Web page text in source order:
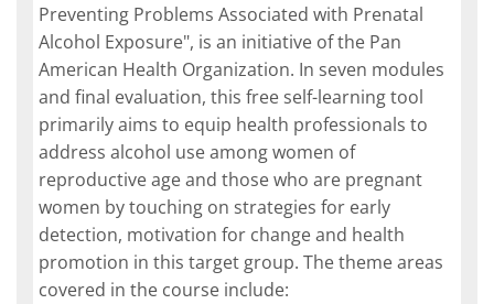
Preventing Problems Associated with Prenatal
Alcohol Exposure", is an initiative of the Pan
American Health Organization. In seven modules
and final evaluation, this free self-learning tool
primarily aims to equip health professionals to
address alcohol use among women of
reproductive age and those who are pregnant
women by touching on strategies for early
detection, motivation for change and health
promotion in this target group. The theme areas
covered in the course include: